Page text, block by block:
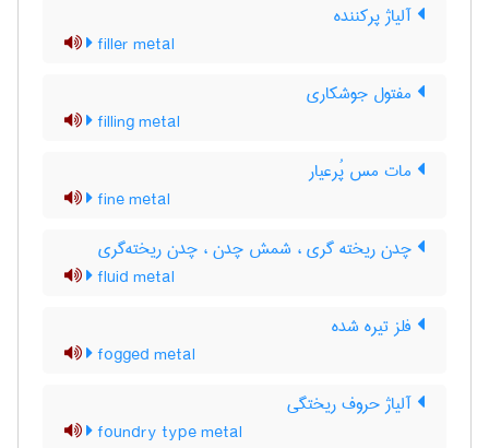
آلیاژ پرکننده
filler metal
مفتول جوشکاری
filling metal
مات مس پُرعیار
fine metal
چدن ریخته گری ، شمش چدن ، چدن ریخته‌گری
fluid metal
فلز تیره شده
fogged metal
آلیاژ حروف ریختگی
foundry type metal